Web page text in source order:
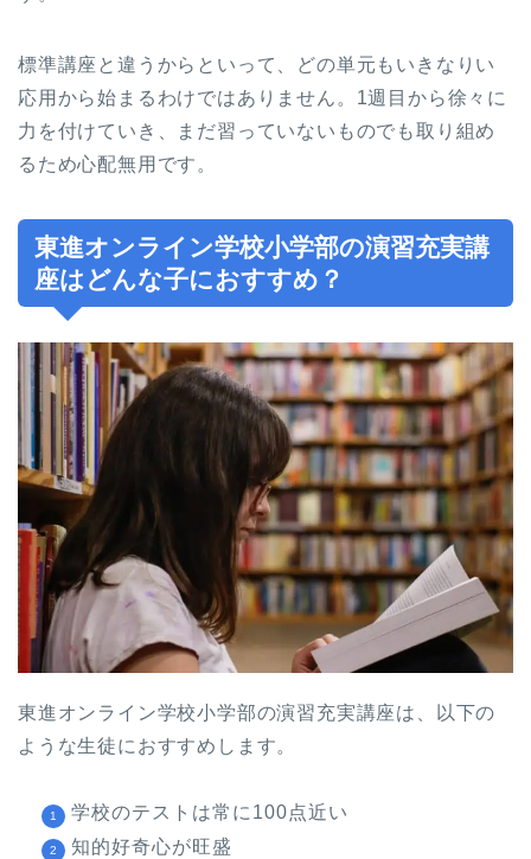
標準講座と違うからといって、どの単元もいきなりい
応用から始まるわけではありません。1週目から徐々に
力を付けていき、まだ習っていないものでも取り組め
るため心配無用です。
東進オンライン学校小学部の演習充実講
座はどんな子におすすめ？
東進オンライン学校小学部の演習充実講座は、以下の
ような生徒におすすめします。
学校のテストは常に100点近い
知的好奇心が旺盛